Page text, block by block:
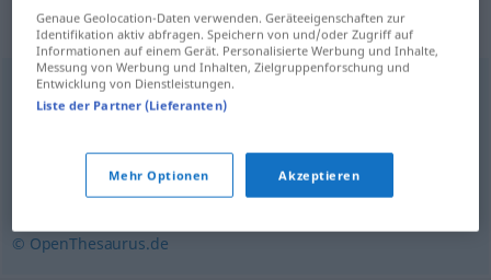
Synonyme für "Beigeschmack"
Anflug (von),Geruch,Unterton
Ruch (von),Anrüchigkeit
© OpenThesaurus.de
Genaue Geolocation-Daten verwenden. Geräteeigenschaften zur
Identifikation aktiv abfragen. Speichern von und/oder Zugriff auf
Informationen auf einem Gerät. Personalisierte Werbung und Inhalte,
Messung von Werbung und Inhalten, Zielgruppenforschung und
Entwicklung von Dienstleistungen.
Liste der Partner (Lieferanten)
Mehr Optionen Akzeptieren